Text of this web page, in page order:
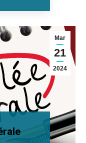
Mar
21
2024